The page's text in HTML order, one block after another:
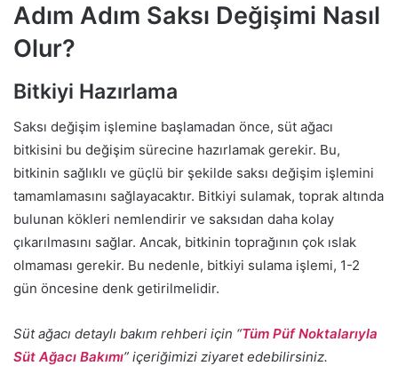
Adım Adım Saksı Değişimi Nasıl
Olur?
Bitkiyi Hazırlama
Saksı değişim işlemine başlamadan önce, süt ağacı
bitkisini bu değişim sürecine hazırlamak gerekir. Bu,
bitkinin sağlıklı ve güçlü bir şekilde saksı değişim işlemini
tamamlamasını sağlayacaktır. Bitkiyi sulamak, toprak altında
bulunan kökleri nemlendirir ve saksıdan daha kolay
çıkarılmasını sağlar. Ancak, bitkinin toprağının çok ıslak
olmaması gerekir. Bu nedenle, bitkiyi sulama işlemi, 1-2
gün öncesine denk getirilmelidir.
Süt ağacı detaylı bakım rehberi için “Tüm Püf Noktalarıyla
Süt Ağacı Bakımı” içeriğimizi ziyaret edebilirsiniz.